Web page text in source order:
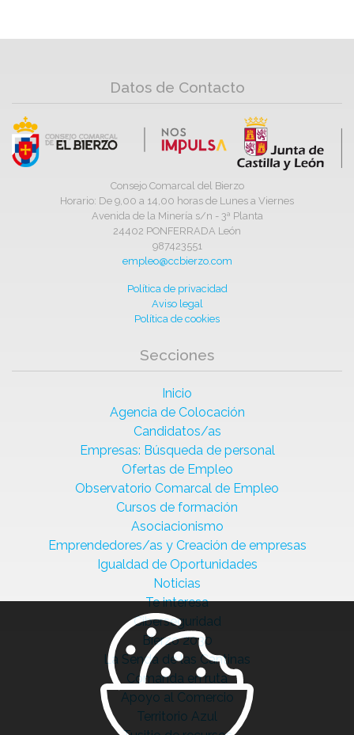
Datos de Contacto
Consejo Comarcal del Bierzo
Horario: De 9,00 a 14,00 horas de Lunes a Viernes
Avenida de la Minería s/n - 3ª Planta
24402 PONFERRADA León
987423551
empleo@ccbierzo.com
Política de privacidad
Aviso legal
Política de cookies
Secciones
Inicio
Agencia de Colocación
Candidatos/as
Empresas: Búsqueda de personal
Ofertas de Empleo
Observatorio Comarcal de Empleo
Cursos de formación
Asociacionismo
Emprendedores/as y Creación de empresas
Igualdad de Oportunidades
Noticias
Te interesa
Ciberseguridad
Bierzo 2030
La Senda de las Cantinas
Comanda en ruta
Apoyo al Comercio
Territorio Azul